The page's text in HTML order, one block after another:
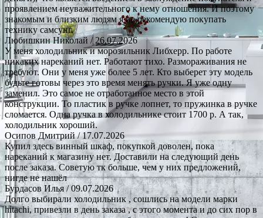
проявлением неуважительного к нему отношения. И поэтому
знакомым и близким людям я не рекомендую покупать
технику самсунг.
Любишкин Николай/ 26.07.2026
У меня холодильник и морозильник Либхерр. По работе
никаких нареканий нет. Работают тихо. Размораживания не
требуют. Они у меня уже более 5 лет. Кто выберет эту модель
будьте готовы через это время менять ручки. Я уже одну
заменил. Это самое не отработанное место в этой
конструкции. То пластик в ручке лопнет, то пружинка в ручке
сломается. Одна ручка в холодильнике стоит 1700 р. А так,
холодильник хороший.
Осипов Дмитрий/ 17.07.2026
Купил здесь винный шкаф, покупкой доволен, пока
нареканий к магазину нет. Доставили на следующий день
после заказа. Советую тк больше, чем у них предложений,
нигде не нашёл
Бурдасов Илья / 09.07.2026
Долго выбирали холодильник , сошлись на модели марки
hitachi, привезли в день заказа , с этого момента и до сих пор в